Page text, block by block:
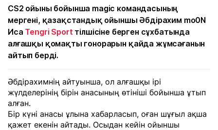
CS2 ойыны бойынша magic командасының
мергені, қазақстандық ойыншы Әбдірахим mo0N
Иса Tengri Sport тілшісіне берген сұхбатында
алғашқы қомақты гонорарын қайда жұмсағанын
айтып берді.
Әбдірахимнің айтуынша, ол алғашқы ірі
жүлделерінің бірін анасының өтініші бойынша ұтып
алған.
Бір күні анасы ұлына хабарласып, оған шұғыл ақша
қажет екенін айтады. Осыдан кейін ойыншы